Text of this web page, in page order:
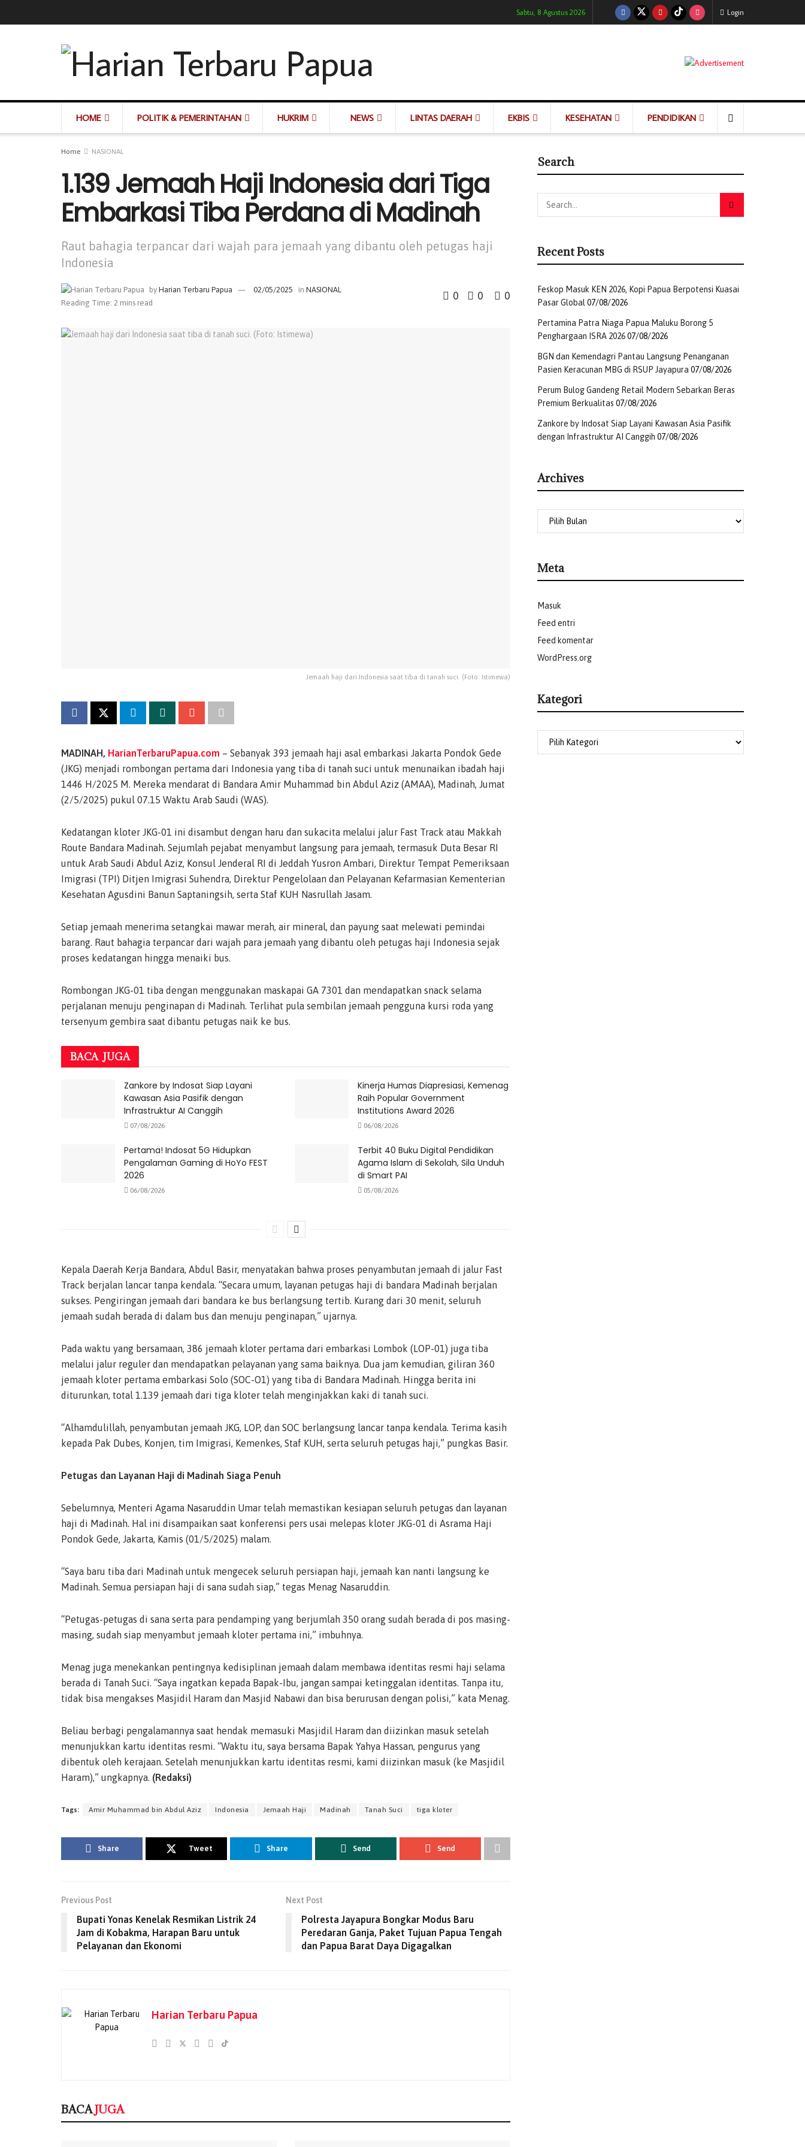
Sabtu, 8 Agustus 2026 Login
HOME POLITIK & PEMERINTAHAN HUKRIM NEWS LINTAS DAERAH EKBIS KESEHATAN PENDIDIKAN
Home NASIONAL
1.139 Jemaah Haji Indonesia dari Tiga
Embarkasi Tiba Perdana di Madinah
Raut bahagia terpancar dari wajah para jemaah yang dibantu oleh petugas haji
Indonesia
by Harian Terbaru Papua 02/05/2025 in NASIONAL
Reading Time: 2 mins read
0 0 0
Jemaah haji dari Indonesia saat tiba di tanah suci. (Foto: Istimewa)
MADINAH, HarianTerbaruPapua.com – Sebanyak 393 jemaah haji asal embarkasi Jakarta Pondok Gede
(JKG) menjadi rombongan pertama dari Indonesia yang tiba di tanah suci untuk menunaikan ibadah haji
1446 H/2025 M. Mereka mendarat di Bandara Amir Muhammad bin Abdul Aziz (AMAA), Madinah, Jumat
(2/5/2025) pukul 07.15 Waktu Arab Saudi (WAS).
Kedatangan kloter JKG-01 ini disambut dengan haru dan sukacita melalui jalur Fast Track atau Makkah
Route Bandara Madinah. Sejumlah pejabat menyambut langsung para jemaah, termasuk Duta Besar RI
untuk Arab Saudi Abdul Aziz, Konsul Jenderal RI di Jeddah Yusron Ambari, Direktur Tempat Pemeriksaan
Imigrasi (TPI) Ditjen Imigrasi Suhendra, Direktur Pengelolaan dan Pelayanan Kefarmasian Kementerian
Kesehatan Agusdini Banun Saptaningsih, serta Staf KUH Nasrullah Jasam.
Setiap jemaah menerima setangkai mawar merah, air mineral, dan payung saat melewati pemindai
barang. Raut bahagia terpancar dari wajah para jemaah yang dibantu oleh petugas haji Indonesia sejak
proses kedatangan hingga menaiki bus.
Rombongan JKG-01 tiba dengan menggunakan maskapai GA 7301 dan mendapatkan snack selama
perjalanan menuju penginapan di Madinah. Terlihat pula sembilan jemaah pengguna kursi roda yang
tersenyum gembira saat dibantu petugas naik ke bus.
BACA JUGA
Zankore by Indosat Siap Layani
Kawasan Asia Pasifik dengan
Infrastruktur AI Canggih
07/08/2026
Kinerja Humas Diapresiasi, Kemenag
Raih Popular Government
Institutions Award 2026
06/08/2026
Pertama! Indosat 5G Hidupkan
Pengalaman Gaming di HoYo FEST
2026
06/08/2026
Terbit 40 Buku Digital Pendidikan
Agama Islam di Sekolah, Sila Unduh
di Smart PAI
05/08/2026
Kepala Daerah Kerja Bandara, Abdul Basir, menyatakan bahwa proses penyambutan jemaah di jalur Fast
Track berjalan lancar tanpa kendala. “Secara umum, layanan petugas haji di bandara Madinah berjalan
sukses. Pengiringan jemaah dari bandara ke bus berlangsung tertib. Kurang dari 30 menit, seluruh
jemaah sudah berada di dalam bus dan menuju penginapan,” ujarnya.
Pada waktu yang bersamaan, 386 jemaah kloter pertama dari embarkasi Lombok (LOP-01) juga tiba
melalui jalur reguler dan mendapatkan pelayanan yang sama baiknya. Dua jam kemudian, giliran 360
jemaah kloter pertama embarkasi Solo (SOC-O1) yang tiba di Bandara Madinah. Hingga berita ini
diturunkan, total 1.139 jemaah dari tiga kloter telah menginjakkan kaki di tanah suci.
“Alhamdulillah, penyambutan jemaah JKG, LOP, dan SOC berlangsung lancar tanpa kendala. Terima kasih
kepada Pak Dubes, Konjen, tim Imigrasi, Kemenkes, Staf KUH, serta seluruh petugas haji,” pungkas Basir.
Petugas dan Layanan Haji di Madinah Siaga Penuh
Sebelumnya, Menteri Agama Nasaruddin Umar telah memastikan kesiapan seluruh petugas dan layanan
haji di Madinah. Hal ini disampaikan saat konferensi pers usai melepas kloter JKG-01 di Asrama Haji
Pondok Gede, Jakarta, Kamis (01/5/2025) malam.
“Saya baru tiba dari Madinah untuk mengecek seluruh persiapan haji, jemaah kan nanti langsung ke
Madinah. Semua persiapan haji di sana sudah siap,” tegas Menag Nasaruddin.
“Petugas-petugas di sana serta para pendamping yang berjumlah 350 orang sudah berada di pos masing-
masing, sudah siap menyambut jemaah kloter pertama ini,” imbuhnya.
Menag juga menekankan pentingnya kedisiplinan jemaah dalam membawa identitas resmi haji selama
berada di Tanah Suci. “Saya ingatkan kepada Bapak-Ibu, jangan sampai ketinggalan identitas. Tanpa itu,
tidak bisa mengakses Masjidil Haram dan Masjid Nabawi dan bisa berurusan dengan polisi,” kata Menag.
Beliau berbagi pengalamannya saat hendak memasuki Masjidil Haram dan diizinkan masuk setelah
menunjukkan kartu identitas resmi. “Waktu itu, saya bersama Bapak Yahya Hassan, pengurus yang
dibentuk oleh kerajaan. Setelah menunjukkan kartu identitas resmi, kami diizinkan masuk (ke Masjidil
Haram),” ungkapnya. (Redaksi)
Tags: Amir Muhammad bin Abdul Aziz Indonesia Jemaah Haji Madinah Tanah Suci tiga kloter
Share Tweet Share Send Send
Previous Post
Bupati Yonas Kenelak Resmikan Listrik 24
Jam di Kobakma, Harapan Baru untuk
Pelayanan dan Ekonomi
Next Post
Polresta Jayapura Bongkar Modus Baru
Peredaran Ganja, Paket Tujuan Papua Tengah
dan Papua Barat Daya Digagalkan
Harian Terbaru Papua
BACAJUGA
Search
Recent Posts
Feskop Masuk KEN 2026, Kopi Papua Berpotensi Kuasai
Pasar Global 07/08/2026
Pertamina Patra Niaga Papua Maluku Borong 5
Penghargaan ISRA 202607/08/2026
BGN dan Kemendagri Pantau Langsung Penanganan
Pasien Keracunan MBG di RSUP Jayapura 07/08/2026
Perum Bulog Gandeng Retail Modern Sebarkan Beras
Premium Berkualitas 07/08/2026
Zankore by Indosat Siap Layani Kawasan Asia Pasifik
dengan Infrastruktur AI Canggih 07/08/2026
Archives
Meta
Masuk
Feed entri
Feed komentar
WordPress.org
Kategori